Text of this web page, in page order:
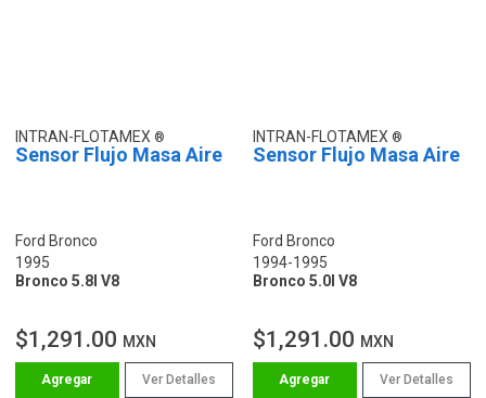
INTRAN-FLOTAMEX
Sensor Flujo Masa Aire
Ford Bronco
1995
Bronco 5.8l V8
$1,291.00 MXN
Ver Detalles
INTRAN-FLOTAMEX
Sensor Flujo Masa Aire
Ford Bronco
1994-1995
Bronco 5.0l V8
$1,291.00 MXN
Ver Detalles